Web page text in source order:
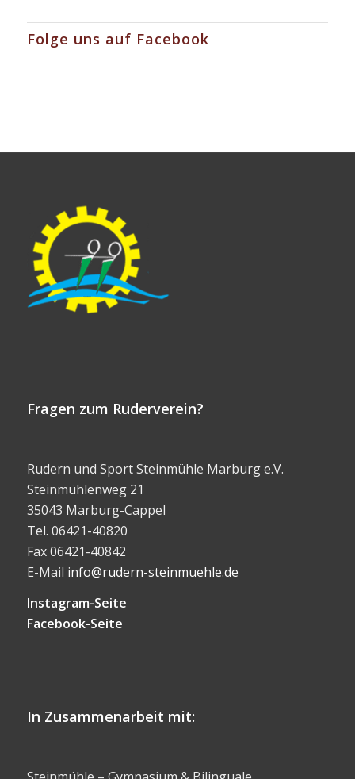
Folge uns auf Facebook
Fragen zum Ruderverein?
Rudern und Sport Steinmühle Marburg e.V.
Steinmühlenweg 21
35043 Marburg-Cappel
Tel. 06421-40820
Fax 06421-40842
E-Mail info@rudern-steinmuehle.de
Instagram-Seite
Facebook-Seite
In Zusammenarbeit mit: